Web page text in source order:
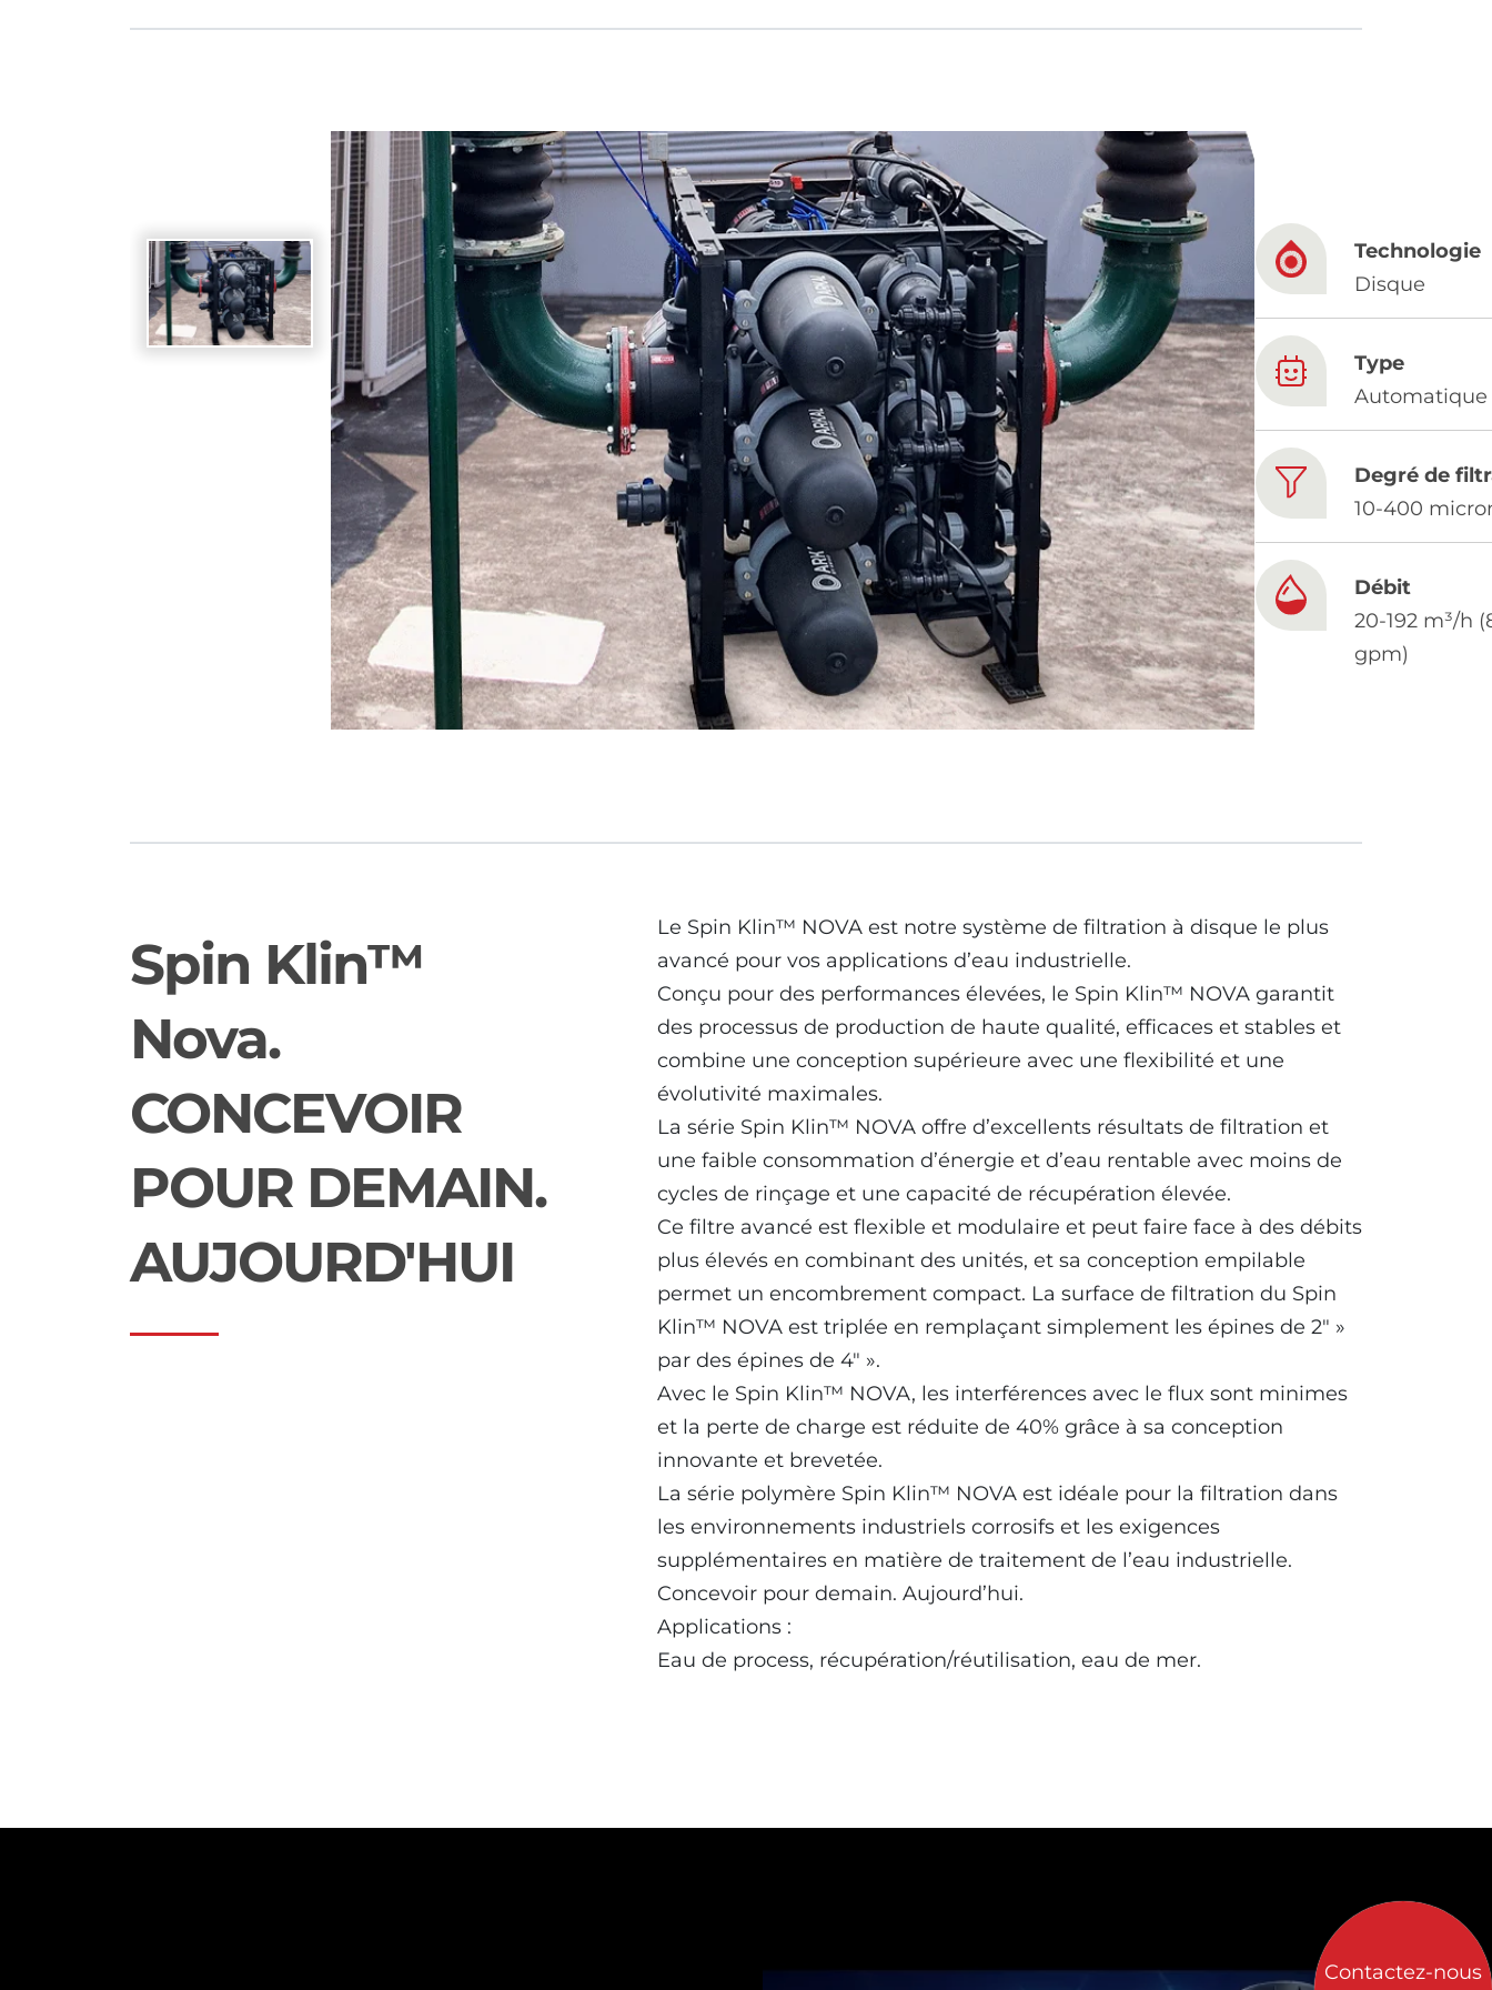
Hebrew Chinese
Based on your current location, we recommend this Amiad website for you
North America- English
Technologie
Disque
Type
Automatique
Degré de
10-400
Débit
20-192 m³/h
gpm)
Spin Klin™
Nova.
CONCEVOIR
POUR DEMAIN.
AUJOURD'HUI
Le Spin Klin™ NOVA est notre système de filtration à disque le plus
avancé pour vos applications d’eau industrielle.
Conçu pour des performances élevées, le Spin Klin™ NOVA garantit
des processus de production de haute qualité, efficaces et stables et
combine une conception supérieure avec une flexibilité et une
évolutivité maximales.
La série Spin Klin™ NOVA offre d’excellents résultats de filtration et
une faible consommation d’énergie et d’eau rentable avec moins de
cycles de rinçage et une capacité de récupération élevée.
Ce filtre avancé est flexible et modulaire et peut faire face à des débits
plus élevés en combinant des unités, et sa conception empilable
permet un encombrement compact. La surface de filtration du Spin
Klin™ NOVA est triplée en remplaçant simplement les épines de 2″ »
par des épines de 4″ ».
Avec le Spin Klin™ NOVA, les interférences avec le flux sont minimes
et la perte de charge est réduite de 40% grâce à sa conception
innovante et brevetée.
La série polymère Spin Klin™ NOVA est idéale pour la filtration dans
les environnements industriels corrosifs et les exigences
supplémentaires en matière de traitement de l’eau industrielle.
Concevoir pour demain. Aujourd’hui.
Applications :
Eau de process, récupération/réutilisation, eau de mer.
Contactez-nous